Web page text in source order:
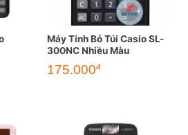
Máy Tính Bỏ Túi Casio SL-
300NC Nhiều Màu
175.000đ